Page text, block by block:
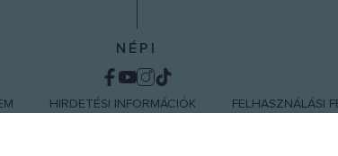
NÉPI
HIRDETÉSI INFORMÁCIÓK FELHASZNÁLÁSI